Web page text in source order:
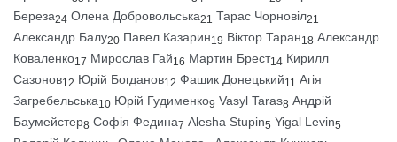
Береза24 Олена Добровольська21 Тарас Чорновіл21
Александр Балу20 Павел Казарин19 Віктор Таран18 Александр
Коваленко17 Мирослав Гай16 Мартин Брест14 Кирилл
Сазонов12 Юрій Богданов12 Фашик Донецький11 Агія
Загребельська10 Юрій Гудименко9 Vasyl Taras8 Андрій
Баумейстер8 Софія Федина7 Alesha Stupin5 Yigal Levin5